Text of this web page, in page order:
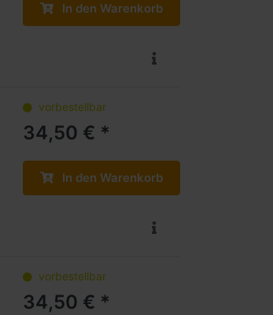
In den Warenkorb
vorbestellbar
34,50 € *
In den Warenkorb
vorbestellbar
34,50 € *